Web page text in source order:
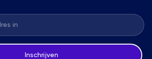
Inschrijven